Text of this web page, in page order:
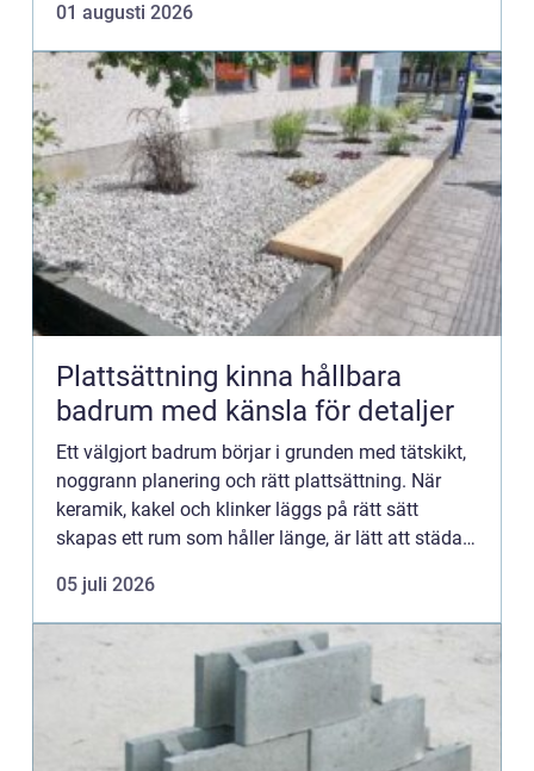
m...
01 augusti 2026
Plattsättning kinna hållbara
badrum med känsla för detaljer
Ett välgjort badrum börjar i grunden med tätskikt,
noggrann planering och rätt plattsättning. När
keramik, kakel och klinker läggs på rätt sätt
skapas ett rum som håller länge, är lätt att städa
som plane...
05 juli 2026